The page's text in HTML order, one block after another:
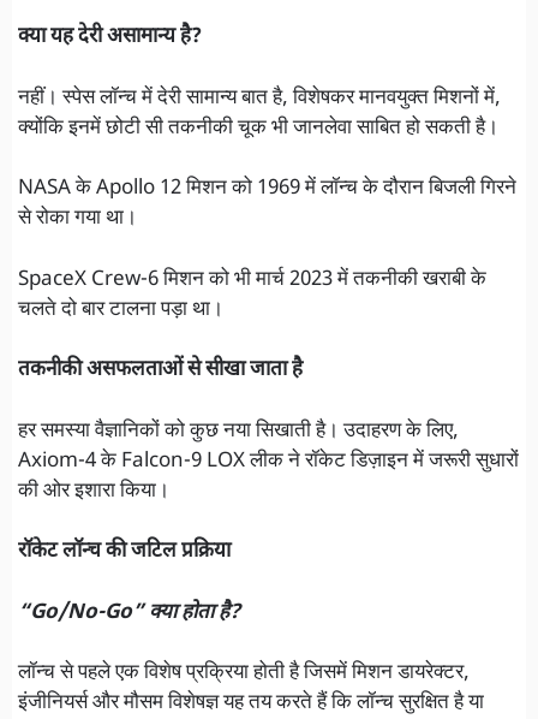
क्या यह देरी असामान्य है?
नहीं। स्पेस लॉन्च में देरी सामान्य बात है, विशेषकर मानवयुक्त मिशनों में,
क्योंकि इनमें छोटी सी तकनीकी चूक भी जानलेवा साबित हो सकती है।
NASA के Apollo 12 मिशन को 1969 में लॉन्च के दौरान बिजली गिरने
से रोका गया था।
SpaceX Crew-6 मिशन को भी मार्च 2023 में तकनीकी खराबी के
चलते दो बार टालना पड़ा था।
तकनीकी असफलताओं से सीखा जाता है
हर समस्या वैज्ञानिकों को कुछ नया सिखाती है। उदाहरण के लिए,
Axiom-4 के Falcon-9 LOX लीक ने रॉकेट डिज़ाइन में जरूरी सुधारों
की ओर इशारा किया।
रॉकेट लॉन्च की जटिल प्रक्रिया
“Go/No-Go” क्या होता है?
लॉन्च से पहले एक विशेष प्रक्रिया होती है जिसमें मिशन डायरेक्टर,
इंजीनियर्स और मौसम विशेषज्ञ यह तय करते हैं कि लॉन्च सुरक्षित है या